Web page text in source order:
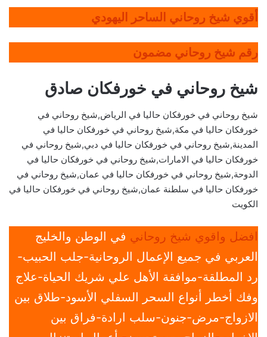
أقوي شيخ روحاني الساحر اليهودي
رقم شيخ روحاني مضمون
شيخ روحاني في خورفكان صادق
شيخ روحاني في خورفكان حاليا في الرياض,شيخ روحاني في
خورفكان حاليا في مكة,شيخ روحاني في خورفكان حاليا في
المدينة,شيخ روحاني في خورفكان حاليا في دبي,شيخ روحاني في
خورفكان حاليا في الامارات,شيخ روحاني في خورفكان حاليا في
الدوحة,شيخ روحاني في خورفكان حاليا في عمان,شيخ روحاني في
خورفكان حاليا في سلطنة عمان,شيخ روحاني في خورفكان حاليا في
الكويت
افضل واقوي شيخ روحاني في الوطن والخليج
العربي في جميع الإعمال الروحانية-جلب الحبيب-
رد المطلقة-موافقة الأهل علي شريك الحياة-علاج
وفك أخطر أنواع السحر السفلي الأسود-طلاق بين
الازواج-مرض-جنون-سلب ارادة-فراق بين